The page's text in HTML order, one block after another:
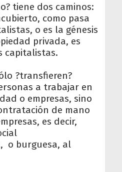
tiene dos caminos:
como pasa
o es la génesis
privada, es
capitalistas.
?transfieren?
a trabajar en
o empresas, sino
de mano
es decir,
o burguesa, al